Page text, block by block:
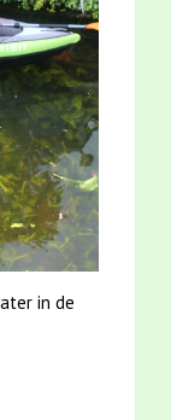
fuut met
5 snoekje MOOI
28 brasem en
fifi en
in de